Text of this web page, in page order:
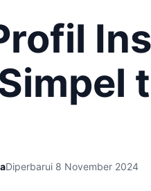
Diperbarui 8 November 2024